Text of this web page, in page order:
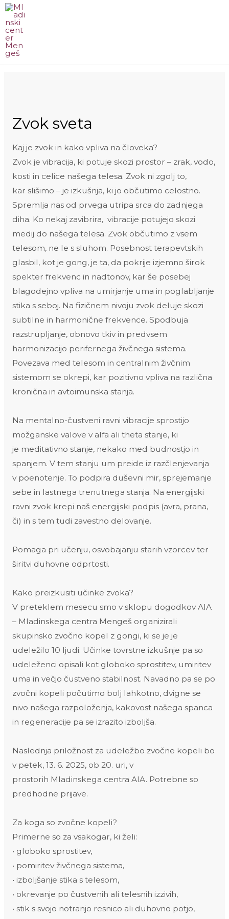
content
Zvok sveta
Kaj je zvok in kako vpliva na človeka?
Zvok je vibracija, ki potuje skozi prostor – zrak, vodo,
kosti in celice našega telesa. Zvok ni zgolj to,
kar slišimo – je izkušnja, ki jo občutimo celostno.
Spremlja nas od prvega utripa srca do zadnjega
diha. Ko nekaj zavibrira, vibracije potujejo skozi
medij do našega telesa. Zvok občutimo z vsem
telesom, ne le s sluhom. Posebnost terapevtskih
glasbil, kot je gong, je ta, da pokrije izjemno širok
spekter frekvenc in nadtonov, kar še posebej
blagodejno vpliva na umirjanje uma in poglabljanje
stika s seboj. Na fizičnem nivoju zvok deluje skozi
subtilne in harmonične frekvence. Spodbuja
razstrupljanje, obnovo tkiv in predvsem
harmonizacijo perifernega živčnega sistema.
Povezava med telesom in centralnim živčnim
sistemom se okrepi, kar pozitivno vpliva na različna
kronična in avtoimunska stanja.
Na mentalno-čustveni ravni vibracije sprostijo
možganske valove v alfa ali theta stanje, ki
je meditativno stanje, nekako med budnostjo in
spanjem. V tem stanju um preide iz razčlenjevanja
v poenotenje. To podpira duševni mir, sprejemanje
sebe in lastnega trenutnega stanja. Na energijski
ravni zvok krepi naš energijski podpis (avra, prana,
či) in s tem tudi zavestno delovanje.
Pomaga pri učenju, osvobajanju starih vzorcev ter
širitvi duhovne odprtosti.
Kako preizkusiti učinke zvoka?
V preteklem mesecu smo v sklopu dogodkov AIA
– Mladinskega centra Mengeš organizirali
skupinsko zvočno kopel z gongi, ki se je je
udeležilo 10 ljudi. Učinke tovrstne izkušnje pa so
udeleženci opisali kot globoko sprostitev, umiritev
uma in večjo čustveno stabilnost. Navadno pa se po
zvočni kopeli počutimo bolj lahkotno, dvigne se
nivo našega razpoloženja, kakovost našega spanca
in regeneracije pa se izrazito izboljša.
Naslednja priložnost za udeležbo zvočne kopeli bo
v petek, 13. 6. 2025, ob 20. uri, v
prostorih Mladinskega centra AIA. Potrebne so
predhodne prijave.
Za koga so zvočne kopeli?
Primerne so za vsakogar, ki želi:
• globoko sprostitev,
• pomiritev živčnega sistema,
• izboljšanje stika s telesom,
• okrevanje po čustvenih ali telesnih izzivih,
• stik s svojo notranjo resnico ali duhovno potjo,